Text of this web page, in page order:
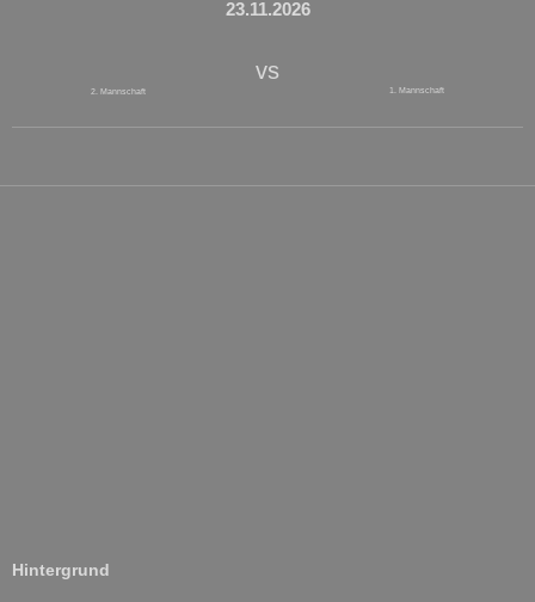
23.11.2026
2. Mannschaft
vs
1. Mannschaft
Hintergrund